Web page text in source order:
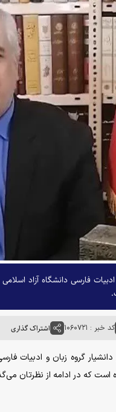
فارسی دانشگاه آزاد
کد خبر : ۱۰۶۰۷۲۱ اشتراک گذاری
دانشیار گروه زبان و ادبیات
است که در ادامه از نظرتان